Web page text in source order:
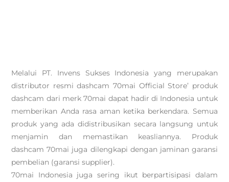
Melalui PT. Invens Sukses Indonesia yang merupakan
distributor resmi dashcam 70mai Official Store’ produk
dashcam dari merk 70mai dapat hadir di Indonesia untuk
memberikan Anda rasa aman ketika berkendara. Semua
produk yang ada didistribusikan secara langsung untuk
menjamin dan memastikan keasliannya. Produk
dashcam 70mai juga dilengkapi dengan jaminan garansi
pembelian (garansi supplier).
70mai Indonesia juga sering ikut berpartisipasi dalam